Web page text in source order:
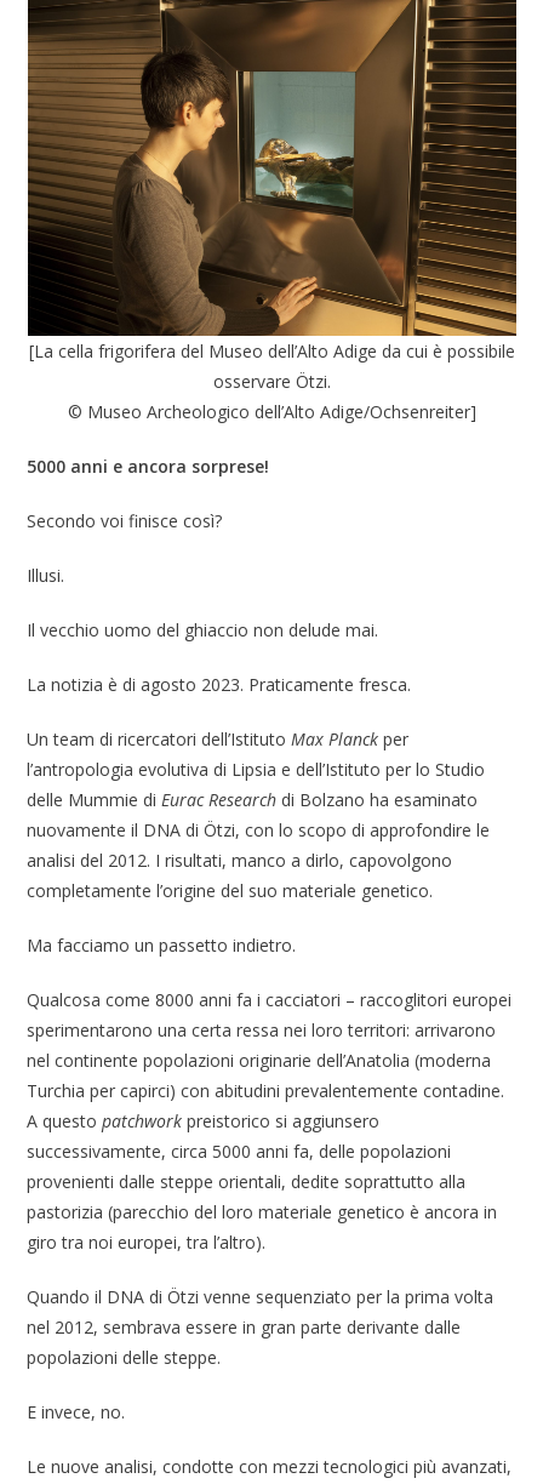
[La cella frigorifera del Museo dell’Alto Adige da cui è possibile
osservare Ötzi.
© Museo Archeologico dell’Alto Adige/Ochsenreiter]
5000 anni e ancora sorprese!
Secondo voi finisce così?
Illusi.
Il vecchio uomo del ghiaccio non delude mai.
La notizia è di agosto 2023. Praticamente fresca.
Un team di ricercatori dell’IstitutoMax Planck per
l’antropologia evolutiva di Lipsia e dell’Istituto per lo Studio
delle Mummie diEurac Research di Bolzano ha esaminato
nuovamente il DNA di Ötzi, con lo scopo di approfondire le
analisi del 2012. I risultati, manco a dirlo, capovolgono
completamente l’origine del suo materiale genetico.
Ma facciamo un passetto indietro.
Qualcosa come 8000 anni fa i cacciatori – raccoglitori europei
sperimentarono una certa ressa nei loro territori: arrivarono
nel continente popolazioni originarie dell’Anatolia (moderna
Turchia per capirci) con abitudini prevalentemente contadine.
A questopatchwork preistorico si aggiunsero
successivamente, circa 5000 anni fa, delle popolazioni
provenienti dalle steppe orientali, dedite soprattutto alla
pastorizia (parecchio del loro materiale genetico è ancora in
giro tra noi europei, tra l’altro).
Quando il DNA di Ötzi venne sequenziato per la prima volta
nel 2012, sembrava essere in gran parte derivante dalle
popolazioni delle steppe.
E invece, no.
Le nuove analisi, condotte con mezzi tecnologici più avanzati,